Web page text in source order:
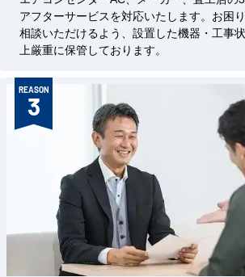
アフターサービスを対応いたします。お困
相談いただけるよう、設置した機器・工事
上厳重に保管しております。
REASON
3